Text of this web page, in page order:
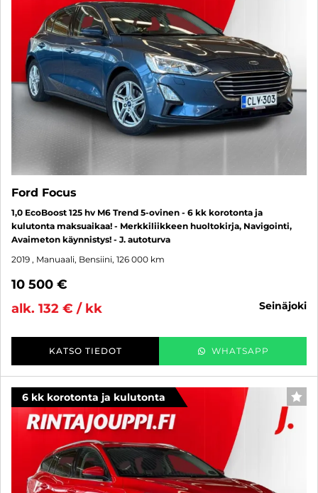
Ford Focus
1,0 EcoBoost 125 hv M6 Trend 5-ovinen - 6 kk korotonta ja
kulutonta maksuaikaa! - Merkkiliikkeen huoltokirja, Navigointi,
Avaimeton käynnistys! - J. autoturva
2019 , Manuaali, Bensiini, 126 000 km
10 500 €
alk. 132 € / kk
seinäjoki
KATSO TIEDOT WHATSAPP
6 kk korotonta ja kulutonta